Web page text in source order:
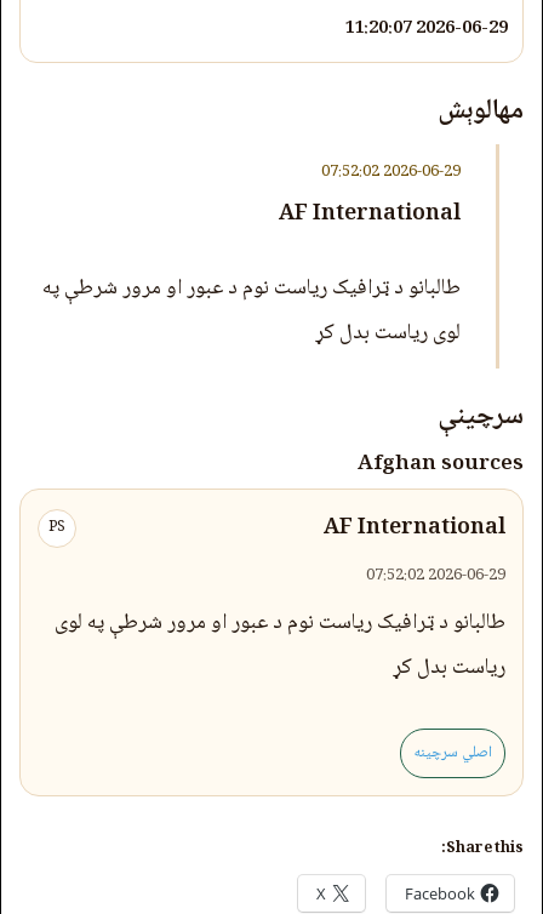
2026-06-29 11:20:07
مهالوېش
2026-06-29 07:52:02
AF International
طالبانو د ټرافیک ریاست نوم د عبور او مرور شرطې په
لوی ریاست بدل کړ
سرچینې
Afghan sources
AF International
PS
2026-06-29 07:52:02
طالبانو د ټرافیک ریاست نوم د عبور او مرور شرطې په لوی
ریاست بدل کړ
اصلي سرچینه
Share this:
Facebook
X